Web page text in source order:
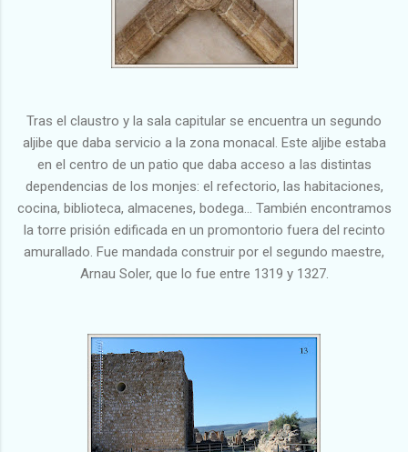
Tras el claustro y la sala capitular se encuentra un segundo
aljibe que daba servicio a la zona monacal. Este aljibe estaba
en el centro de un patio que daba acceso a las distintas
dependencias de los monjes: el refectorio, las habitaciones,
cocina, biblioteca, almacenes, bodega... También encontramos
la torre prisión edificada en un promontorio fuera del recinto
amurallado. Fue mandada construir por el segundo maestre,
Arnau Soler, que lo fue entre 1319 y 1327.